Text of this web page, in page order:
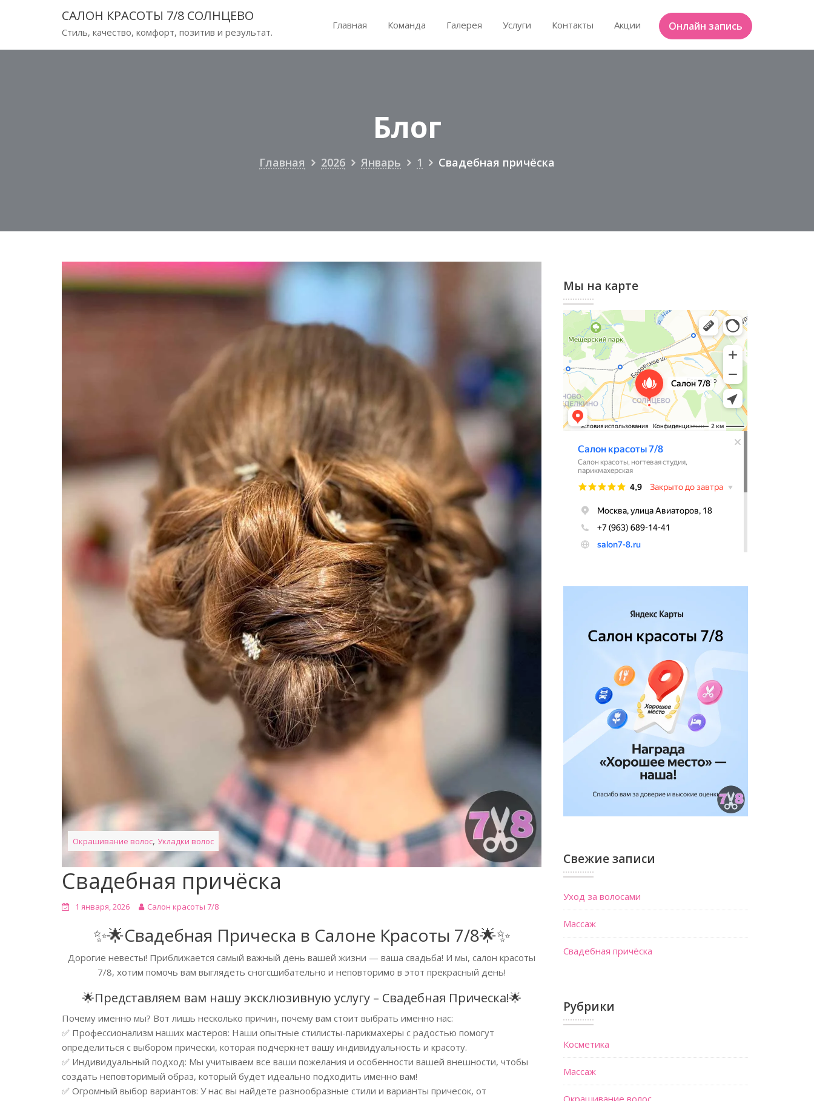
САЛОН КРАСОТЫ 7/8 СОЛНЦЕВО
Стиль, качество, комфорт, позитив и результат. Онлайн запись
Главная Команда Галерея Услуги Контакты Акции
Блог
Главная 2026 Январь 1 Свадебная причёска
Окрашивание волос, Укладки волос
Свадебная причёска
1 января, 2026 Салон красоты 7/8
✨🌟Свадебная Прическа в Салоне Красоты 7/8🌟✨
Дорогие невесты! Приближается самый важный день вашей жизни — ваша свадьба! И мы, салон красоты
7/8, хотим помочь вам выглядеть сногсшибательно и неповторимо в этот прекрасный день!
🌟Представляем вам нашу эксклюзивную услугу – Свадебная Прическа!🌟
Почему именно мы? Вот лишь несколько причин, почему вам стоит выбрать именно нас:
✅ Профессионализм наших мастеров: Наши опытные стилисты-парикмахеры с радостью помогут
определиться с выбором прически, которая подчеркнет вашу индивидуальность и красоту.
✅ Индивидуальный подход: Мы учитываем все ваши пожелания и особенности вашей внешности, чтобы
создать неповторимый образ, который будет идеально подходить именно вам!
✅ Огромный выбор вариантов: У нас вы найдете разнообразные стили и варианты причесок, от
Мы на карте
Свежие записи
Уход за волосами
Массаж
Свадебная причёска
Рубрики
Косметика
Массаж